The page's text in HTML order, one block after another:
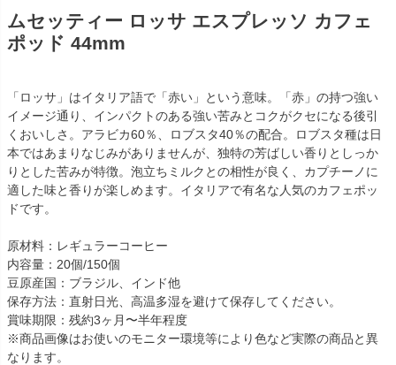
ムセッティー ロッサ エスプレッソ カフェ
ポッド 44mm
「ロッサ」はイタリア語で「赤い」という意味。「赤」の持つ強い
イメージ通り、インパクトのある強い苦みとコクがクセになる後引
くおいしさ。アラビカ60％、ロブスタ40％の配合。ロブスタ種は日
本ではあまりなじみがありませんが、独特の芳ばしい香りとしっか
りとした苦みが特徴。泡立ちミルクとの相性が良く、カプチーノに
適した味と香りが楽しめます。イタリアで有名な人気のカフェポッ
ドです。
原材料：レギュラーコーヒー
内容量：20個/150個
豆原産国：ブラジル、インド他
保存方法：直射日光、高温多湿を避けて保存してください。
賞味期限：残約3ヶ月〜半年程度
※商品画像はお使いのモニター環境等により色など実際の商品と異
なります。